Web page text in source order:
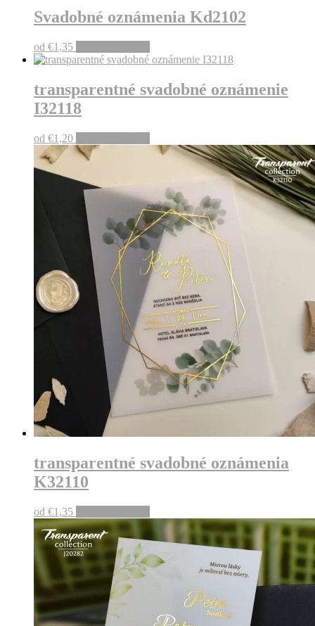
Svadobné oznámenia Kd2102
od €1,35
transparentné svadobné oznámenie
I32118
od €1,20
transparentné svadobné oznámenia
K32110
od €1,35